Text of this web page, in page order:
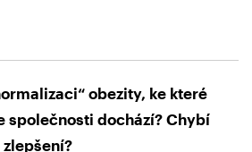
obezity, ke které
společnosti dochází? Chybí